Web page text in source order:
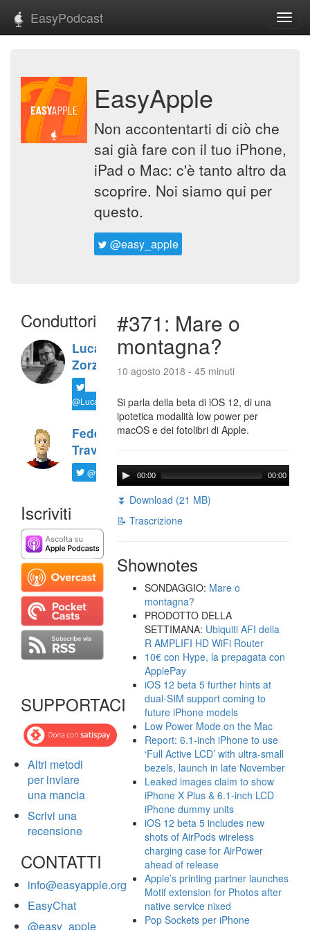
EasyPodcast
EasyApple
Non accontentarti di ciò che
sai già fare con il tuo iPhone,
iPad o Mac: c'è tanto altro da
scoprire. Noi siamo qui per
questo.
@easy_apple
Conduttori
Luca
Zorzi
@LucaTNT
Federico
Travaini
@ftrava
Iscriviti
SUPPORTACI
Altri metodi
per inviare
una mancia
Scrivi una
recensione
CONTATTI
info@easyapple.org
EasyChat
@easy_apple
#371: Mare o
montagna?
10 agosto 2018 - 45 minuti
Si parla della beta di iOS 12, di una
ipotetica modalità low power per
macOS e dei fotolibri di Apple.
00:00 00:00
⏬ Download (21 MB)
📝 Trascrizione
Shownotes
SONDAGGIO: Mare o
montagna?
PRODOTTO DELLA
SETTIMANA: Ubiquiti AFI della
R AMPLIFI HD WiFi Router
10€ con Hype, la prepagata con
ApplePay
iOS 12 beta 5 further hints at
dual-SIM support coming to
future iPhone models
Low Power Mode on the Mac
Report: 6.1-inch iPhone to use
‘Full Active LCD’ with ultra-small
bezels, launch in late November
Leaked images claim to show
iPhone X Plus & 6.1-inch LCD
iPhone dummy units
iOS 12 beta 5 includes new
shots of AirPods wireless
charging case for AirPower
ahead of release
Apple’s printing partner launches
Motif extension for Photos after
native service nixed
Pop Sockets per iPhone